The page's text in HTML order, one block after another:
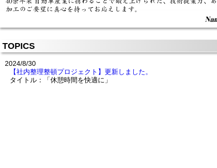
TOPICS
2024/8/30
【社内整理整頓プロジェクト】更新しました。
タイトル：「休憩時間を快適に」